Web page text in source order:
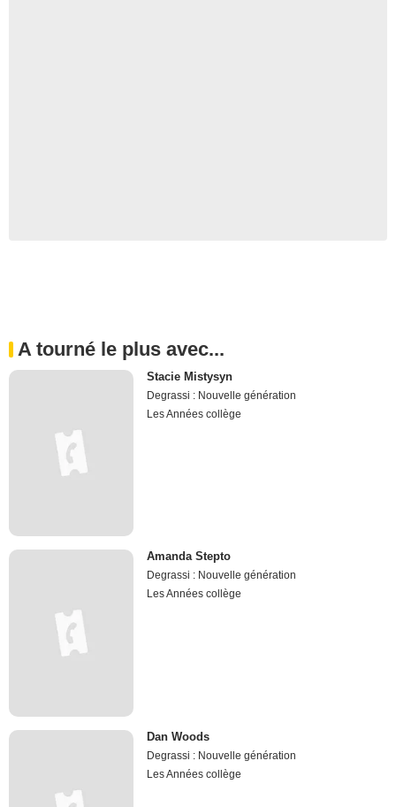
A tourné le plus avec...
Stacie Mistysyn
Degrassi : Nouvelle génération
Les Années collège
Amanda Stepto
Degrassi : Nouvelle génération
Les Années collège
Dan Woods
Degrassi : Nouvelle génération
Les Années collège